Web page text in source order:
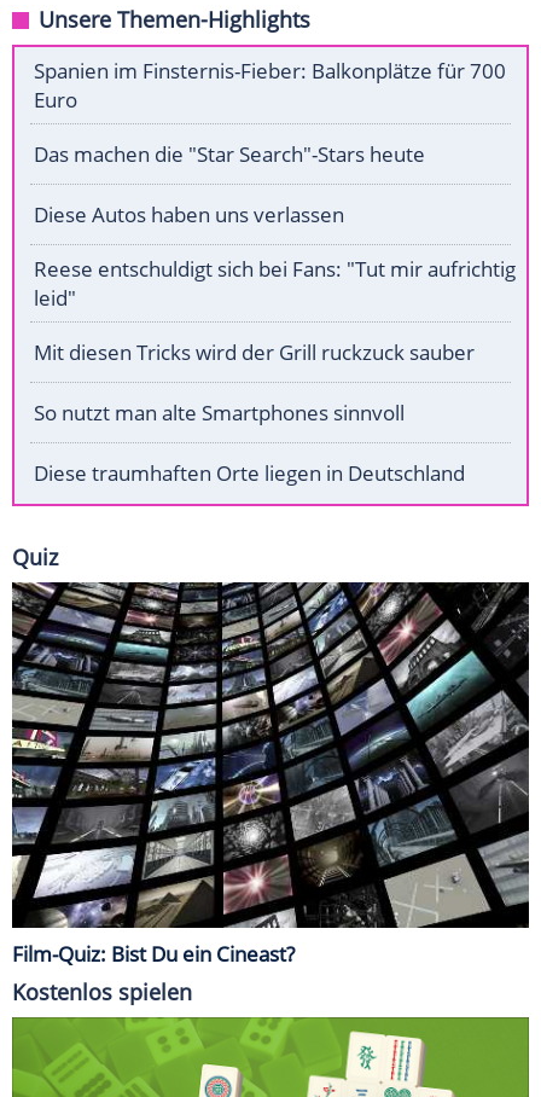
Unsere Themen-Highlights
Spanien im Finsternis-Fieber: Balkonplätze für 700
Euro
Das machen die "Star Search"-Stars heute
Diese Autos haben uns verlassen
Reese entschuldigt sich bei Fans: "Tut mir aufrichtig
leid"
Mit diesen Tricks wird der Grill ruckzuck sauber
So nutzt man alte Smartphones sinnvoll
Diese traumhaften Orte liegen in Deutschland
Quiz
Film-Quiz: Bist Du ein Cineast?
Kostenlos spielen